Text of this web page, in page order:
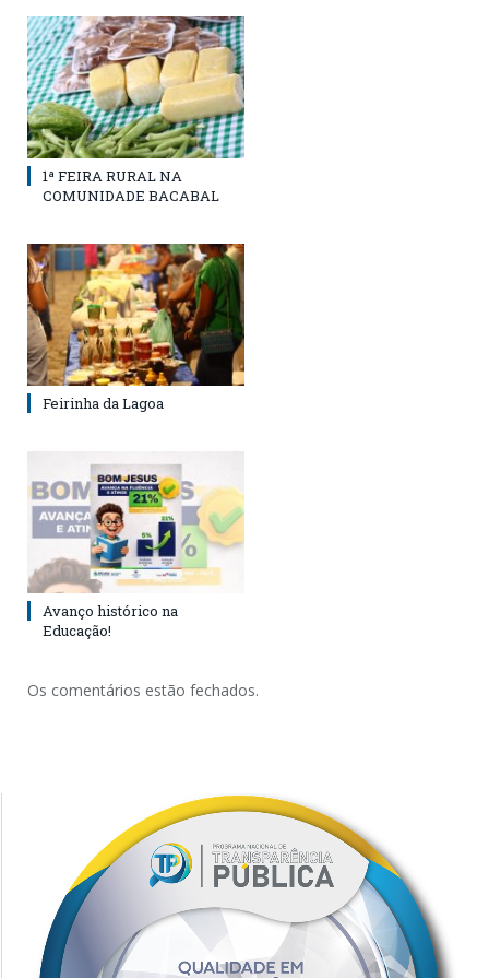
1ª FEIRA RURAL NA
COMUNIDADE BACABAL
Feirinha da Lagoa
Avanço histórico na
Educação!
Os comentários estão fechados.